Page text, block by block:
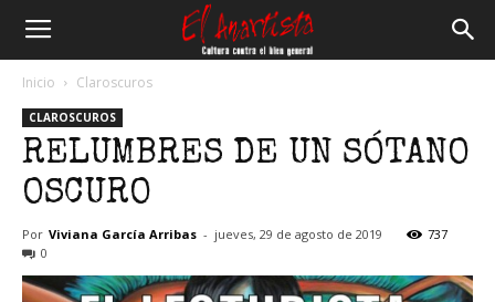
Anartista
Inicio Claroscuros
CLAROSCUROS
RELUMBRES DE UN SÓTANO
OSCURO
Por Viviana García Arribas - jueves, 29 de agosto de 2019
737
0